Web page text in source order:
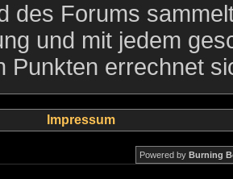
des Forums
und mit jedem
Punkten errechnet
Impressum
Powered by Burning